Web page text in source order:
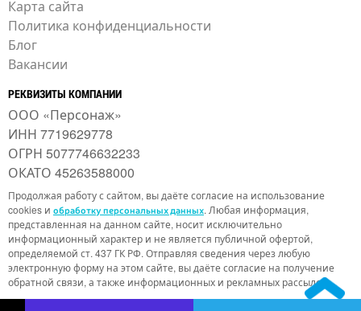
Карта сайта
Политика конфиденциальности
Блог
Вакансии
РЕКВИЗИТЫ КОМПАНИИ
ООО «Персонаж»
ИНН 7719629778
ОГРН 5077746632233
ОКАТО 45263588000
Продолжая работу с сайтом, вы даёте согласие на использование
cookies и обработку персональных данных. Любая информация,
представленная на данном сайте, носит исключительно
информационный характер и не является публичной офертой,
определяемой ст. 437 ГК РФ. Отправляя сведения через любую
электронную форму на этом сайте, вы даёте согласие на получение
обратной связи, а также информационных и рекламных рассылок.